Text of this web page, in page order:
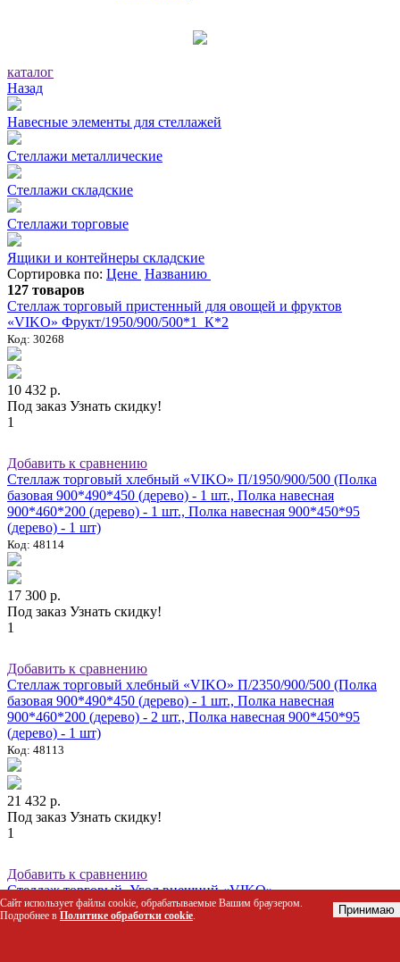
каталог
Назад
Навесные элементы для стеллажей
Стеллажи металлические
Стеллажи складские
Стеллажи торговые
Ящики и контейнеры складские
Сортировка по: Цене Названию
127 товаров
Стеллаж торговый пристенный для овощей и фруктов
«VIKO» Фрукт/1950/900/500*1_К*2
Код: 30268
10 432 р.
Под заказ Узнать скидку!
1
Добавить к сравнению
Стеллаж торговый хлебный «VIKO» П/1950/900/500 (Полка
базовая 900*490*450 (дерево) - 1 шт., Полка навесная
900*460*200 (дерево) - 1 шт., Полка навесная 900*450*95
(дерево) - 1 шт)
Код: 48114
17 300 р.
Под заказ Узнать скидку!
1
Добавить к сравнению
Стеллаж торговый хлебный «VIKO» П/2350/900/500 (Полка
базовая 900*490*450 (дерево) - 1 шт., Полка навесная
900*460*200 (дерево) - 2 шт., Полка навесная 900*450*95
(дерево) - 1 шт)
Код: 48113
21 432 р.
Под заказ Узнать скидку!
1
Добавить к сравнению
Стеллаж торговый. Угол внешний «VIKO»
Увнеш/1450/900/400*1_300*2
Код: 28153
Сайт использует файлы cookie, обрабатываемые Вашим браузером.
Подробнее в Политике обработки cookie. Принимаю